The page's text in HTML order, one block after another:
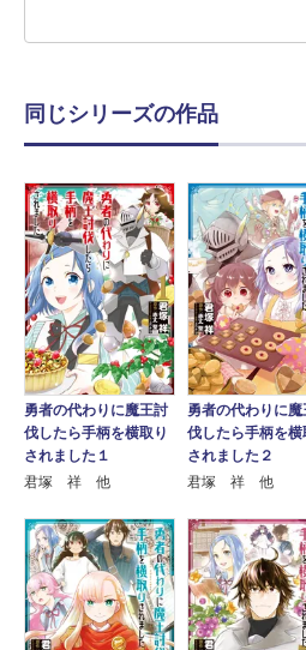
同じシリーズの作品
勇者の代わりに魔王討
伐したら手柄を横取り
されました１
君塚 祥 他
勇者の代わりに魔
伐したら手柄を横
されました２
君塚 祥 他